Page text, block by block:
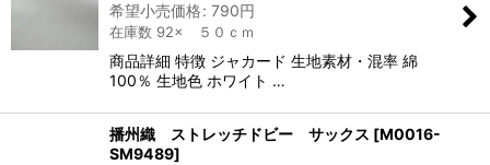
希望小売価格: 790円
在庫数 92× ５０ｃｍ
商品詳細 特徴 ジャカード 生地素材・混率 綿
100％ 生地色 ホワイト …
播州織 ストレッチドビー サックス [M0016-
SM9489]